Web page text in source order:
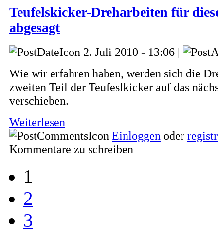
Teufelskicker-Dreharbeiten für
abgesagt
2. Juli 2010 - 13:06 |
Wie wir erfahren haben, werden sich die
zweiten Teil der Teufeslkicker auf das
verschieben.
Weiterlesen
Einloggen oder
Kommentare zu schreiben
1
2
3